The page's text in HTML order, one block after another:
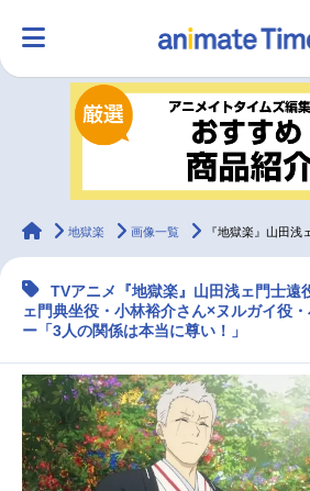
ランキング ア
ラジオ みんなの声
マンガ・ラノベ ゲーム・アプリ
2.5次元 配信・Vtuber トレ
最新記事一覧
アニメ記事一覧 声
animateTimes
地獄楽 画像一覧 『地獄楽』山田浅ェ門士遠役・小林親弘×山
TVアニメ『地獄楽』山田浅ェ門士遠
ェ門典坐役・小林裕介さん×ヌルガイ役
ー「3人の関係は本当に尊い！」